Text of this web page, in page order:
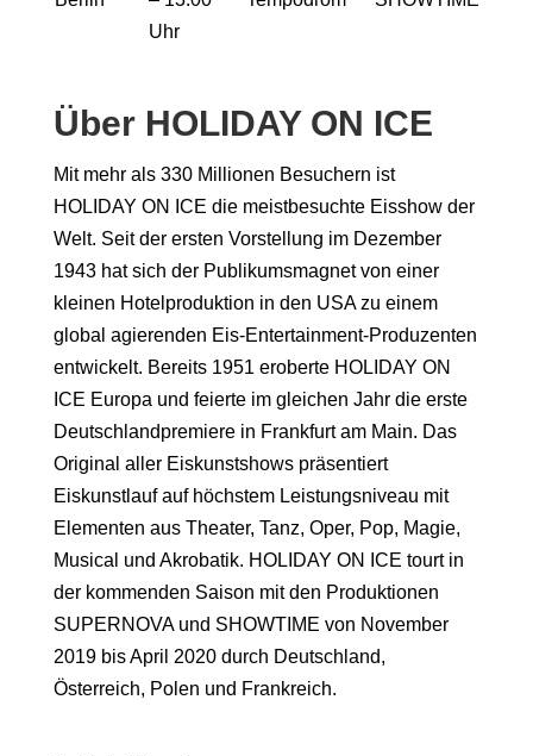
Uhr
Über HOLIDAY ON ICE
Mit mehr als 330 Millionen Besuchern ist
HOLIDAY ON ICE die meistbesuchte Eisshow der
Welt. Seit der ersten Vorstellung im Dezember
1943 hat sich der Publikumsmagnet von einer
kleinen Hotelproduktion in den USA zu einem
global agierenden Eis-Entertainment-Produzenten
entwickelt. Bereits 1951 eroberte HOLIDAY ON
ICE Europa und feierte im gleichen Jahr die erste
Deutschlandpremiere in Frankfurt am Main. Das
Original aller Eiskunstshows präsentiert
Eiskunstlauf auf höchstem Leistungsniveau mit
Elementen aus Theater, Tanz, Oper, Pop, Magie,
Musical und Akrobatik. HOLIDAY ON ICE tourt in
der kommenden Saison mit den Produktionen
SUPERNOVA und SHOWTIME von November
2019 bis April 2020 durch Deutschland,
Österreich, Polen und Frankreich.